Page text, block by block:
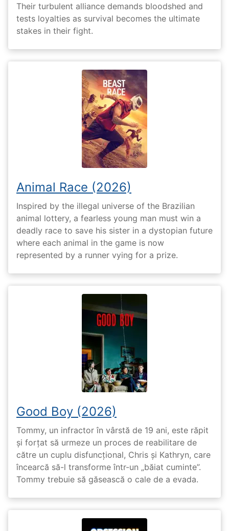
Their turbulent alliance demands bloodshed and
tests loyalties as survival becomes the ultimate
stakes in their fight.
Animal Race (2026)
Inspired by the illegal universe of the Brazilian
animal lottery, a fearless young man must win a
deadly race to save his sister in a dystopian future
where each animal in the game is now
represented by a runner vying for a prize.
Good Boy (2026)
Tommy, un infractor în vârstă de 19 ani, este răpit
și forțat să urmeze un proces de reabilitare de
către un cuplu disfuncțional, Chris și Kathryn, care
încearcă să-l transforme într-un „băiat cuminte”.
Tommy trebuie să găsească o cale de a evada.